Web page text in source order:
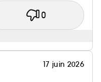
0
17 juin 2026